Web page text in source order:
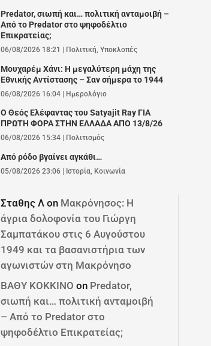
Predator, σιωπή και… πολιτική ανταμοιβή –
Από το Predator στο ψηφοδέλτιο
Επικρατείας;
06/08/2026 18:21 Πολιτική,Υποκλοπές
Μουχαρέμ Χάνι: Η μεγαλύτερη μάχη της
Εθνικής Αντίστασης – Σαν σήμερα το 1944
06/08/2026 16:04 | Ημερολόγιο
Ο Θεός Ελέφαντας του Satyajit Ray ΓΙΑ
ΠΡΩΤΗ ΦΟΡΑ ΣΤΗΝ ΕΛΛΑΔΑ ΑΠΟ 13/8/26
06/08/2026 15:34 Πολιτισμός
Από ρόδο βγαίνει αγκάθι…
05/08/2026 23:06 | Ιστορία Κοινωνία
Σταθης Λ on Μακρόνησος: Η
άγρια δολοφονία του Γιώργη
Σαμπατάκου στις 6 Αυγούστου
1949 και τα βασανιστήρια των
αγωνιστών στη Μακρόνησο
ΒΑΘΥ ΚΟΚΚΙΝΟ on Predator,
σιωπή και… πολιτική ανταμοιβή
– Από το Predator στο
ψηφοδέλτιο Επικρατείας;